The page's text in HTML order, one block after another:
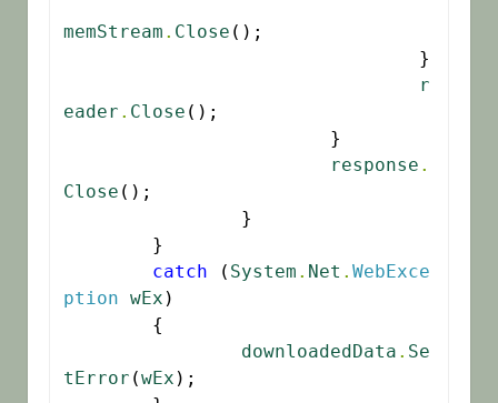
memStream . Close ();
r
eader . Close ();
response .
Close ();
catch ( System . Net . WebExce
ption wEx )
downloadedData . Se
tError (wEx );